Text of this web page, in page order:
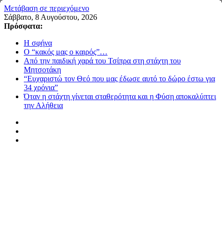
Μετάβαση σε περιεχόμενο
Σάββατο, 8 Αυγούστου, 2026
Πρόσφατα:
Η σφήνα
Ο “κακός μας ο καιρός”…
Από την παιδική χαρά του Τσίπρα στη στάχτη του
Μητσοτάκη
“Ευχαριστώ τον Θεό που μας έδωσε αυτό το δώρο έστω για
34 χρόνια”
Όταν η στάχτη γίνεται σταθερότητα και η Φύση αποκαλύπτει
την Αλήθεια